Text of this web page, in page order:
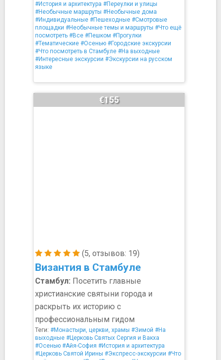
#История и архитектура #Переулки и улицы
#Необычные маршруты #Необычные дома
#Индивидуальные #Пешеходные #Смотровые
площадки #Необычные темы и маршруты #Что ещё
посмотреть #Все #Пешком #Прогулки
#Тематические #Осенью #Городские экскурсии
#Что посмотреть в Стамбуле #На выходные
#Интересные экскурсии #Экскурсии на русском
языке
(5, отзывов: 19)
Византия в Стамбуле
€155
Стамбул: Посетить главные
христианские святыни города и
раскрыть их историю с
профессиональным гидом
Теги: #Монастыри, церкви, храмы #Зимой #На
выходные #Церковь Святых Сергия и Вакха
#Осенью #Айя-София #История и архитектура
#Церковь Святой Ирины #Экспресс-экскурсии #Что